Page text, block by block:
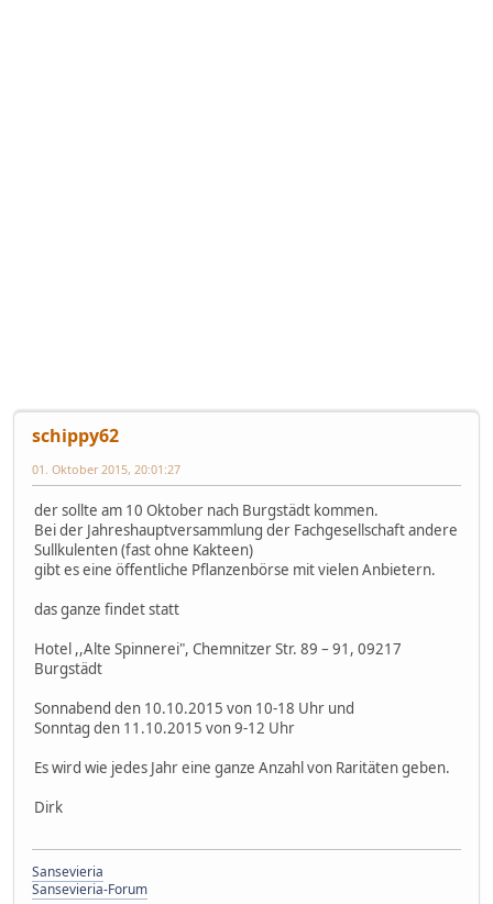
schippy62
01. Oktober 2015, 20:01:27
der sollte am 10 Oktober nach Burgstädt kommen.
Bei der Jahreshauptversammlung der Fachgesellschaft andere
Sullkulenten (fast ohne Kakteen)
gibt es eine öffentliche Pflanzenbörse mit vielen Anbietern.
das ganze findet statt
Hotel ,,Alte Spinnerei", Chemnitzer Str. 89 – 91, 09217
Burgstädt
Sonnabend den 10.10.2015 von 10-18 Uhr und
Sonntag den 11.10.2015 von 9-12 Uhr
Es wird wie jedes Jahr eine ganze Anzahl von Raritäten geben.
Dirk
Sansevieria
Sansevieria-Forum